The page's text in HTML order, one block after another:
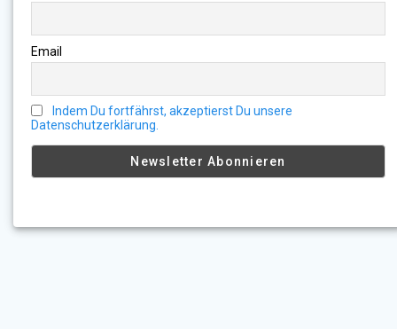
Email
Indem Du fortfährst, akzeptierst Du unsere
Datenschutzerklärung.